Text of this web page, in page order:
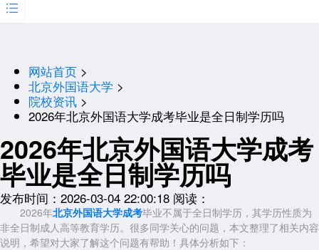

网站首页 >
北京外国语大学 >
院校资讯 >
2026年北京外国语大学成考毕业是全日制学历吗
2026年北京外国语大学成考
毕业是全日制学历吗
发布时间：2026-03-04 22:00:18 阅读：
2026年北京外国语大学成考毕业不属于全日制学历，其学历性质为
非全日制成人高等教育学历。很多同学关心的问题，本文整理了相关内容
说明，希望对大家了解这个问题有帮助！具体分析如下：